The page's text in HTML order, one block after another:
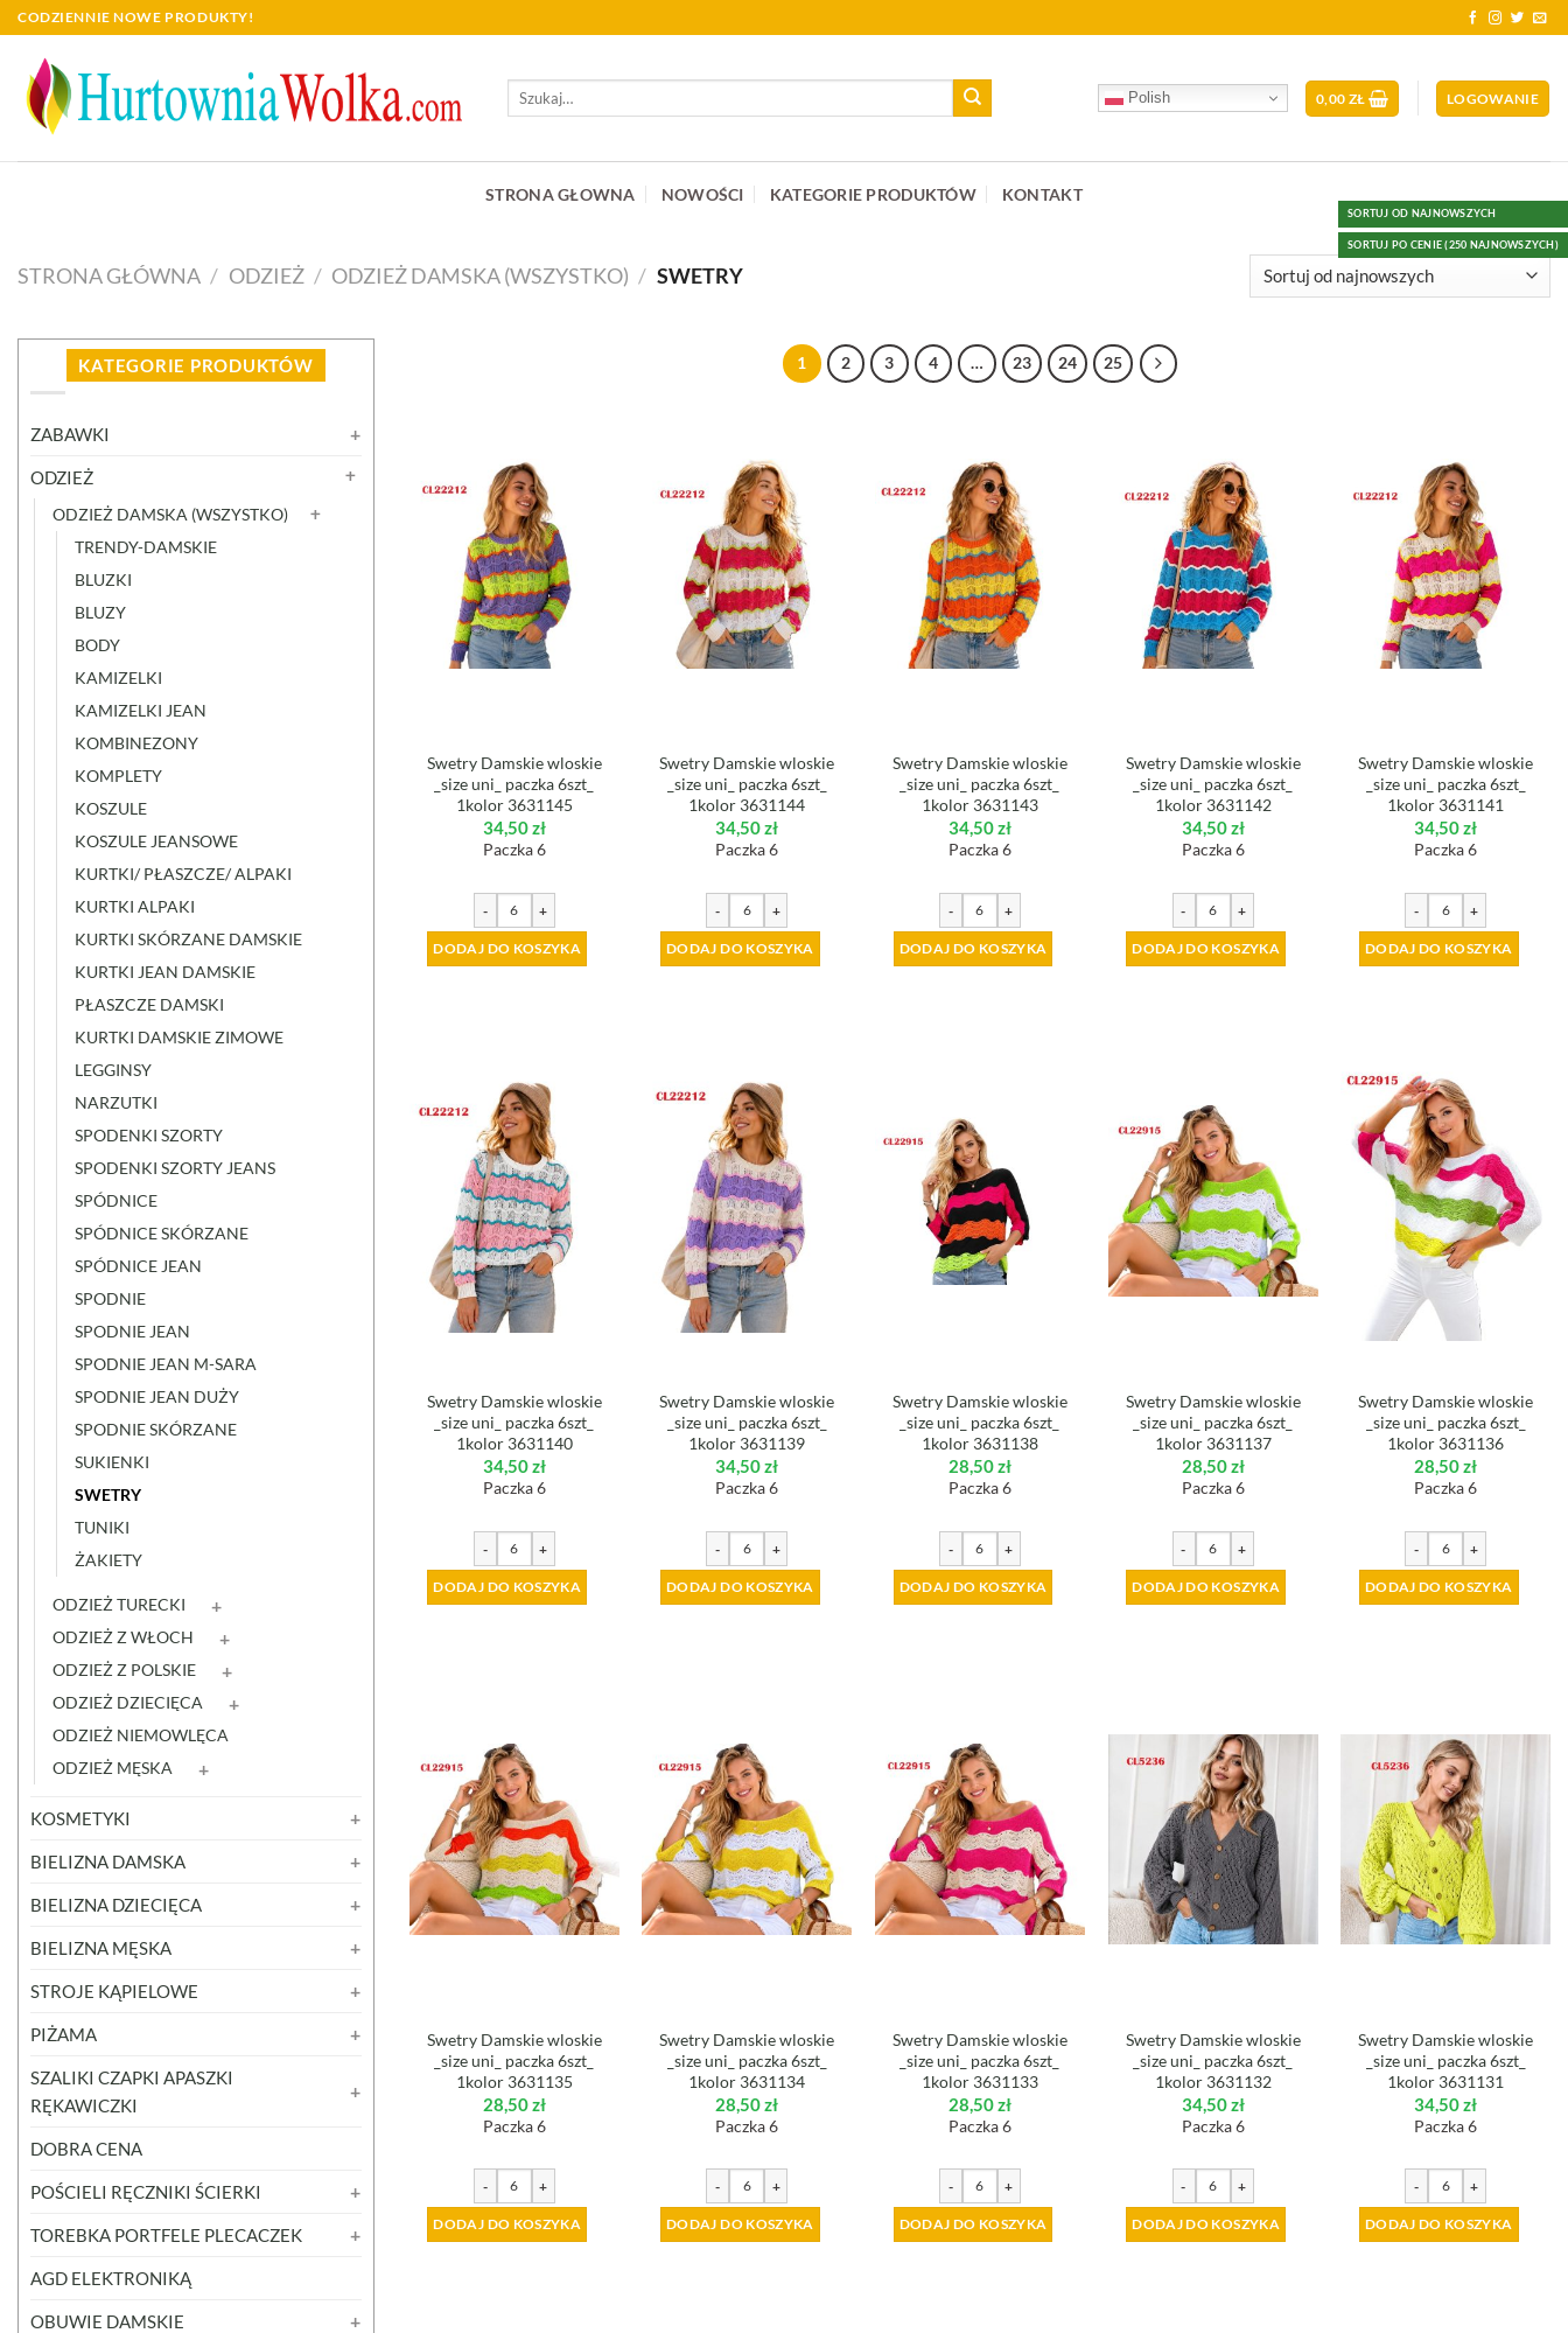
Skip
to
content
CODZIENNIE NOWE PRODUKTY!
Szukaj: Polish 0,00 ZŁ LOGOWANIE
STRONA GŁOWNA NOWOŚCI KATEGORIE PRODUKTÓW KONTAKT
STRONA GŁÓWNA / ODZIEŻ / ODZIEŻ DAMSKA (WSZYSTKO) / SWETRY
KATEGORIE PRODUKTÓW
ZABAWKI
ODZIEŻ
ODZIEŻ DAMSKA (WSZYSTKO)
TRENDY-DAMSKIE
BLUZKI
BLUZY
BODY
KAMIZELKI
KAMIZELKI JEAN
KOMBINEZONY
KOMPLETY
KOSZULE
KOSZULE JEANSOWE
KURTKI/ PŁASZCZE/ ALPAKI
KURTKI ALPAKI
KURTKI SKÓRZANE DAMSKIE
KURTKI JEAN DAMSKIE
PŁASZCZE DAMSKI
KURTKI DAMSKIE ZIMOWE
LEGGINSY
NARZUTKI
SPODENKI SZORTY
SPODENKI SZORTY JEANS
SPÓDNICE
SPÓDNICE SKÓRZANE
SPÓDNICE JEAN
SPODNIE
SPODNIE JEAN
SPODNIE JEAN M-SARA
SPODNIE JEAN DUŻY
SPODNIE SKÓRZANE
SUKIENKI
SWETRY
TUNIKI
ŻAKIETY
ODZIEŻ TURECKI
ODZIEŻ Z WŁOCH
ODZIEŻ Z POLSKIE
ODZIEŻ DZIECIĘCA
ODZIEŻ NIEMOWLĘCA
ODZIEŻ MĘSKA
KOSMETYKI
BIELIZNA DAMSKA
BIELIZNA DZIECIĘCA
BIELIZNA MĘSKA
STROJE KĄPIELOWE
PIŻAMA
SZALIKI CZAPKI APASZKI
RĘKAWICZKI
DOBRA CENA
POŚCIELI RĘCZNIKI ŚCIERKI
TOREBKA PORTFELE PLECACZEK
AGD ELEKTRONIKĄ
OBUWIE DAMSKIE
1 2 3 4 … 23 24 25
Swetry Damskie wloskie
_size uni_ paczka 6szt_
1kolor 3631145
34,50zł
Paczka 6
- +
DODAJ DO KOSZYKA
Swetry Damskie wloskie
_size uni_ paczka 6szt_
1kolor 3631144
34,50zł
Paczka 6
- +
DODAJ DO KOSZYKA
Swetry Damskie wloskie
_size uni_ paczka 6szt_
1kolor 3631143
34,50zł
Paczka 6
- +
DODAJ DO KOSZYKA
Swetry Damskie wloskie
_size uni_ paczka 6szt_
1kolor 3631142
34,50zł
Paczka 6
- +
DODAJ DO KOSZYKA
Swetry Damskie wloskie
_size uni_ paczka 6szt_
1kolor 3631141
34,50zł
Paczka 6
- +
DODAJ DO KOSZYKA
Swetry Damskie wloskie
_size uni_ paczka 6szt_
1kolor 3631140
34,50zł
Paczka 6
- +
DODAJ DO KOSZYKA
Swetry Damskie wloskie
_size uni_ paczka 6szt_
1kolor 3631139
34,50zł
Paczka 6
- +
DODAJ DO KOSZYKA
Swetry Damskie wloskie
_size uni_ paczka 6szt_
1kolor 3631138
28,50zł
Paczka 6
- +
DODAJ DO KOSZYKA
Swetry Damskie wloskie
_size uni_ paczka 6szt_
1kolor 3631137
28,50zł
Paczka 6
- +
DODAJ DO KOSZYKA
Swetry Damskie wloskie
_size uni_ paczka 6szt_
1kolor 3631136
28,50zł
Paczka 6
- +
DODAJ DO KOSZYKA
Swetry Damskie wloskie
_size uni_ paczka 6szt_
1kolor 3631135
28,50zł
Paczka 6
- +
DODAJ DO KOSZYKA
Swetry Damskie wloskie
_size uni_ paczka 6szt_
1kolor 3631134
28,50zł
Paczka 6
- +
DODAJ DO KOSZYKA
Swetry Damskie wloskie
_size uni_ paczka 6szt_
1kolor 3631133
28,50zł
Paczka 6
- +
DODAJ DO KOSZYKA
Swetry Damskie wloskie
_size uni_ paczka 6szt_
1kolor 3631132
34,50zł
Paczka 6
- +
DODAJ DO KOSZYKA
Swetry Damskie wloskie
_size uni_ paczka 6szt_
1kolor 3631131
34,50zł
Paczka 6
- +
DODAJ DO KOSZYKA
SORTUJ OD NAJNOWSZYCH
SORTUJ PO CENIE (250 NAJNOWSZYCH)